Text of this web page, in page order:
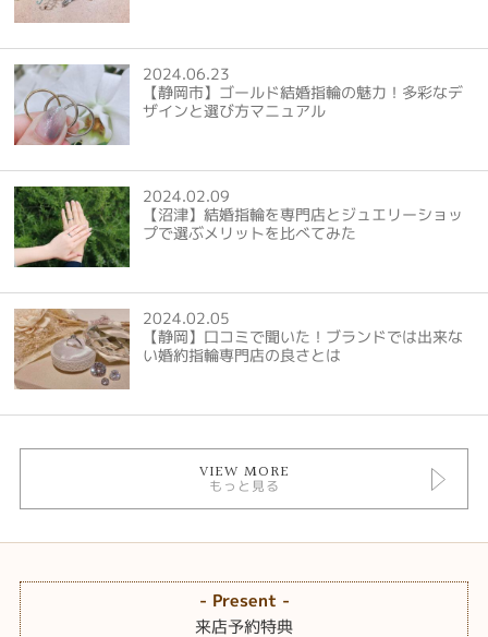
2024.06.23
【静岡市】ゴールド結婚指輪の魅力！多彩なデ
ザインと選び方マニュアル
2024.02.09
【沼津】結婚指輪を専門店とジュエリーショッ
プで選ぶメリットを比べてみた
2024.02.05
【静岡】口コミで聞いた！ブランドでは出来な
い婚約指輪専門店の良さとは
VIEW MORE
もっと見る
- Present -
来店予約特典